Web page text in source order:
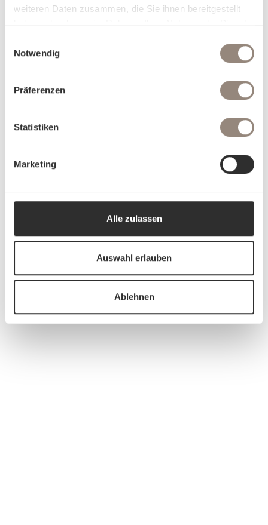
weiteren Daten zusammen, die Sie ihnen bereitgestellt
Notwendig
Präferenzen
Statistiken
Marketing
Alle zulassen
Auswahl erlauben
Ablehnen